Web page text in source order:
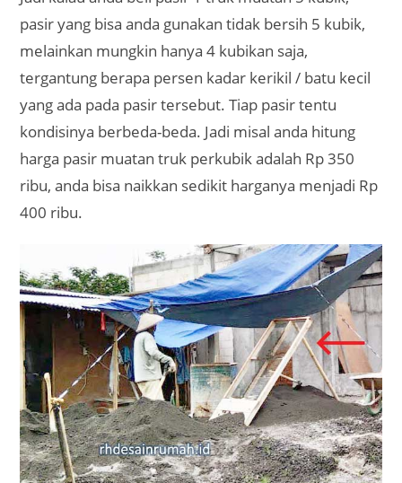
pasir yang bisa anda gunakan tidak bersih 5 kubik,
melainkan mungkin hanya 4 kubikan saja,
tergantung berapa persen kadar kerikil / batu kecil
yang ada pada pasir tersebut. Tiap pasir tentu
kondisinya berbeda-beda. Jadi misal anda hitung
harga pasir muatan truk perkubik adalah Rp 350
ribu, anda bisa naikkan sedikit harganya menjadi Rp
400 ribu.